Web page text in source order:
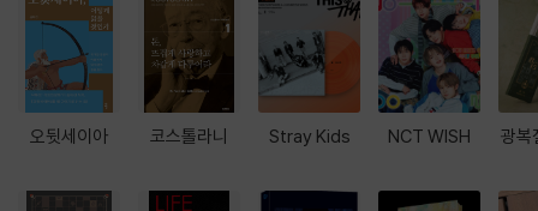
오뒷세이아 코스톨라니 Stray Kids NCT WISH 광복